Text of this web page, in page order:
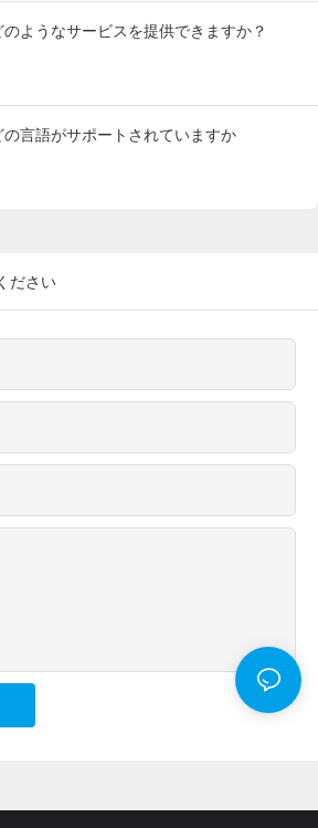
のようなサービスを提供できますか？
の言語がサポートされていますか
ださい